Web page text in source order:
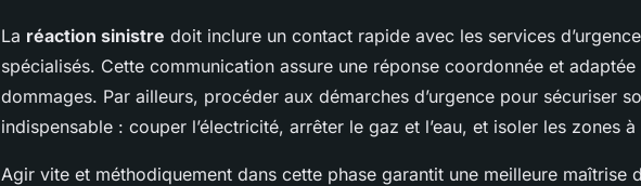
La réaction sinistre doit inclure un contact rapide avec les services
spécialisés. Cette communication assure une réponse coordonnée et adaptée
dommages. Par ailleurs, procéder aux démarches d’urgence pour sécuriser
indispensable : couper l’électricité, arrêter le gaz et l’eau, et isoler les zones à
Agir vite et méthodiquement dans cette phase garantit une meilleure maîtrise